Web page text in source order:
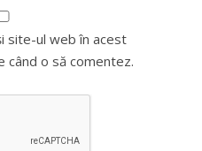
site-ul web în acest
o să comentez.